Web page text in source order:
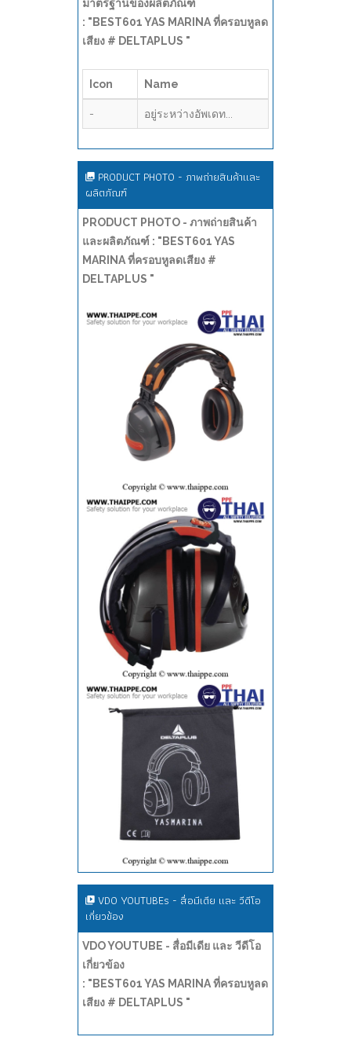
มาตรฐานของผลิตภัณฑ์
: "BEST601 YAS MARINA ที่ครอบหูลด
เสียง # DELTAPLUS "
Icon Name
- อยู่ระหว่างอัพเดท...
PRODUCT PHOTO - ภาพถ่ายสินค้าและ
ผลิตภัณฑ์
PRODUCT PHOTO - ภาพถ่ายสินค้า
และผลิตภัณฑ์ : "BEST601 YAS
MARINA ที่ครอบหูลดเสียง #
DELTAPLUS "
VDO YOUTUBEs - สื่อมีเดีย และ วีดีโอ
เกี่ยวข้อง
VDO YOUTUBE - สื่อมีเดีย และ วีดีโอ
เกี่ยวข้อง
: "BEST601 YAS MARINA ที่ครอบหูลด
เสียง # DELTAPLUS "